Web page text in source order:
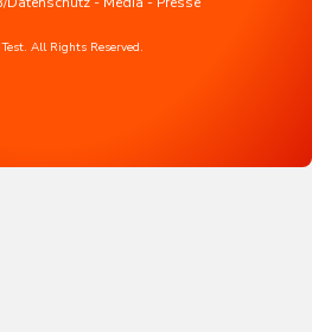
All Rights Reserved.